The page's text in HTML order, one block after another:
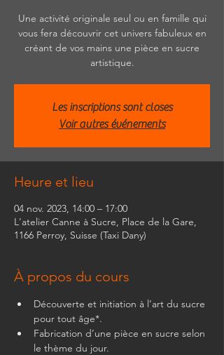
Une activité originale seul ou en famille qui
vous fera découvrir cet univers fabuleux en
créant de vos mains une pièce en sucre
artistique.
Les inscriptions sont closes
Voir autres événements
Heure et lieu
04 nov. 2023, 14:00 – 17:00
L'atelier Canne à Sucre, Place de la Gare,
1166 Perroy, Suisse (Taxi Dany)
À propos du cours
Découverte et initiation à l’art du sucre
pour tout âge*.
Fabrication d’une pièce en sucre selon
le thème du jour.